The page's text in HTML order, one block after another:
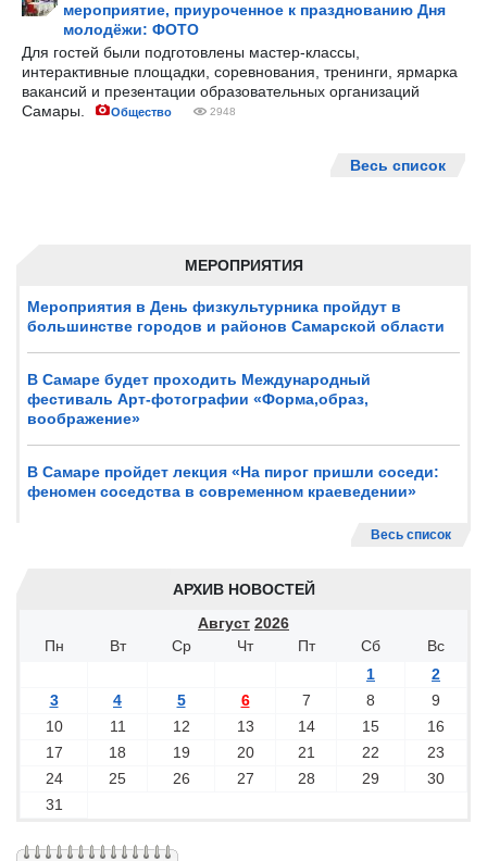
МЕРОПРИЯТИЯ
Мероприятия в День физкультурника пройдут в
большинстве городов и районов Самарской области
В Самаре будет проходить Международный
фестиваль Арт-фотографии «Форма,образ,
воображение»
В Самаре пройдет лекция «На пирог пришли соседи:
феномен соседства в современном краеведении»
Весь список
АРХИВ НОВОСТЕЙ
Август 2026
Пн
Вт Ср Чт Пт Сб
Вс
1
2
3
4 5 6 7 8
9
10
11 12 13 14 15
16
17
18 19 20 21 22
23
24
25 26 27 28 29
30
31
мероприятие, приуроченное к празднованию Дня
молодёжи: ФОТО
Для гостей были подготовлены мастер-классы,
интерактивные площадки, соревнования, тренинги, ярмарка
вакансий и презентации образовательных организаций
Самары.
Общество 2948
Весь список